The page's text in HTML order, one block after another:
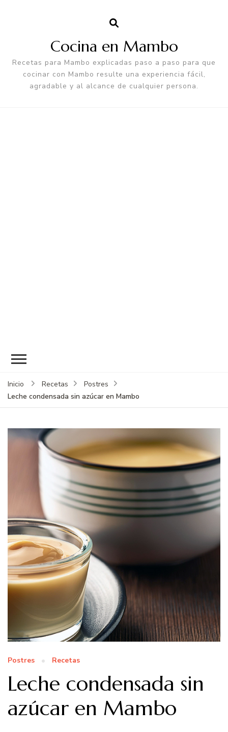
Cocina en Mambo
Recetas para Mambo explicadas paso a paso para que
cocinar con Mambo resulte una experiencia fácil,
agradable y al alcance de cualquier persona.
Inicio Recetas
Postres
Leche condensada sin azúcar en Mambo
Postres Recetas
Leche condensada sin
azúcar en Mambo